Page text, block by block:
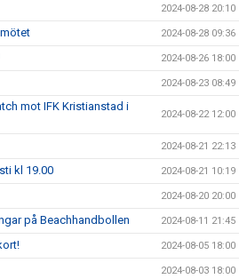
2024-08-28 20:10
2024-08-28 09:36
2024-08-26 18:00
2024-08-23 08:49
mot IFK Kristianstad i
2024-08-22 12:00
2024-08-21 22:13
kl 19.00 2024-08-21 10:19
2024-08-20 20:00
på Beachhandbollen 2024-08-11 21:45
2024-08-05 18:00
2024-08-03 18:00